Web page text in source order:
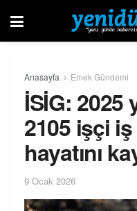
Anasayfa Emek Gündemi
İSİG: 2025
2105 işçi
hayatını
9 Ocak 2026